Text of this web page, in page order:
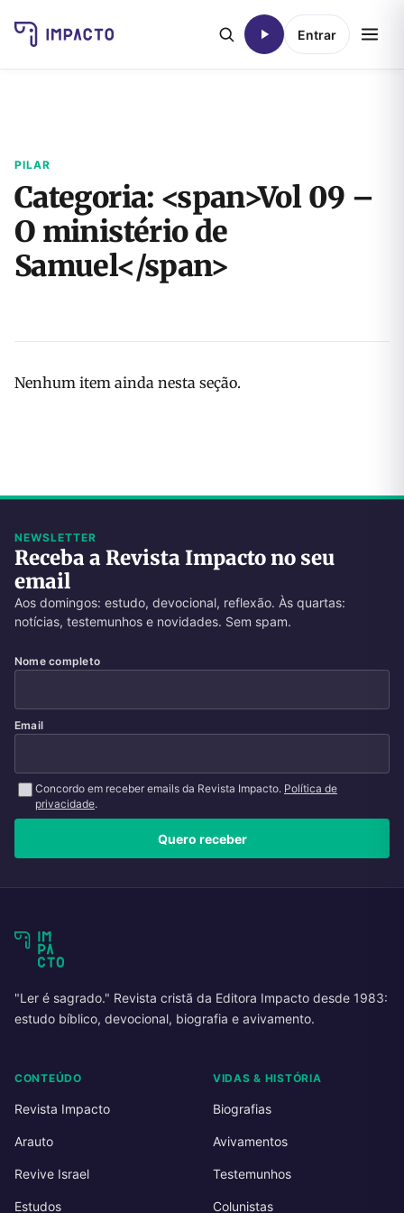
Entrar
PILAR
Categoria: <span>Vol 09 –
O ministério de
Samuel</span>
Nenhum item ainda nesta seção.
NEWSLETTER
Receba a Revista Impacto no seu
email
Aos domingos: estudo, devocional, reflexão. Às quartas:
notícias, testemunhos e novidades. Sem spam.
Nome completo
Email
Concordo em receber emails da Revista Impacto. Política de
privacidade.
Quero receber
"Ler é sagrado." Revista cristã da Editora Impacto desde 1983:
estudo bíblico, devocional, biografia e avivamento.
CONTEÚDO
Revista Impacto
Arauto
Revive Israel
Estudos
VIDAS & HISTÓRIA
Biografias
Avivamentos
Testemunhos
Colunistas